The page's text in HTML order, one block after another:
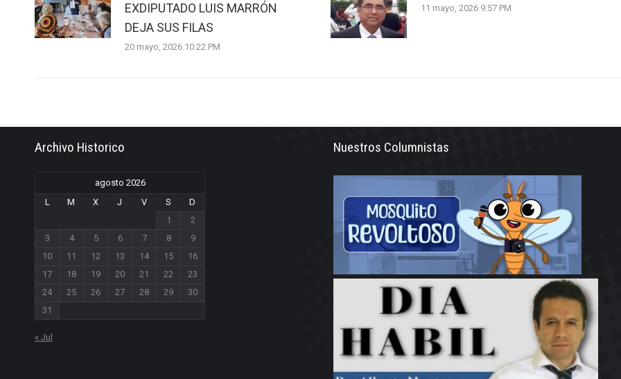
EXDIPUTADO LUIS MARRÓN
DEJA SUS FILAS
20 mayo, 2026 10:22 PM
11 mayo, 2026 9:57 PM
Archivo Historico
agosto 2026
L
M X J V S
D
1
2
3
4 5 6 7 8
9
10
11 12 13 14 15
16
17
18 19 20 21 22
23
24
25 26 27 28 29
30
31
« Jul
Nuestros Columnistas